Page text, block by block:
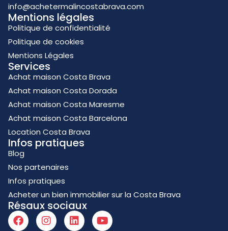
info@achetermalincostabrava.com
Mentions légales
Politique de confidentialité
Politique de cookies
Mentions Légales
Services
Achat maison Costa Brava
Achat maison Costa Dorada
Achat maison Costa Maresme
Achat maison Costa Barcelona
Location Costa Brava
Infos pratiques
Blog
Nos partenaires
Infos pratiques
Acheter un bien immobilier sur la Costa Brava
Résaux sociaux